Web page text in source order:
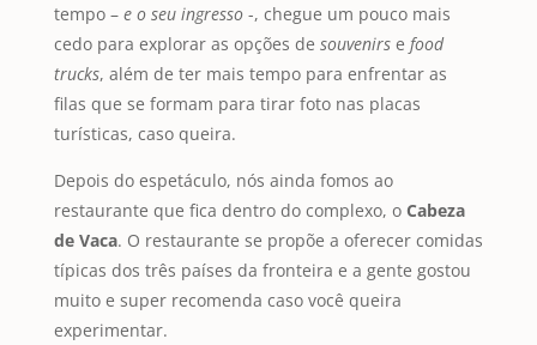
tempo –e o seu ingresso-, chegue um pouco mais
cedo para explorar as opções de souvenirse food
trucks, além de ter mais tempo para enfrentar as
filas que se formam para tirar foto nas placas
turísticas, caso queira.
Depois do espetáculo, nós ainda fomos ao
restaurante que fica dentro do complexo, o Cabeza
de Vaca. O restaurante se propõe a oferecer comidas
típicas dos três países da fronteira e a gente gostou
muito e super recomenda caso você queira
experimentar.